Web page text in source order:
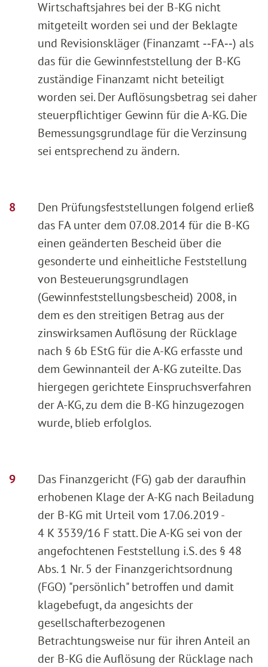
Wirtschaftsjahres bei der B-KG nicht
mitgeteilt worden sei und der Beklagte
und Revisionskläger (Finanzamt ‑‑FA‑‑) als
das für die Gewinnfeststellung der B-KG
zuständige Finanzamt nicht beteiligt
worden sei. Der Auflösungsbetrag sei daher
steuerpflichtiger Gewinn für die A-KG. Die
Bemessungsgrundlage für die Verzinsung
sei entsprechend zu ändern.
Den Prüfungsfeststellungen folgend erließ
das FA unter dem 07.08.2014 für die B-KG
einen geänderten Bescheid über die
gesonderte und einheitliche Feststellung
von Besteuerungsgrundlagen
(Gewinnfeststellungsbescheid) 2008, in
dem es den streitigen Betrag aus der
zinswirksamen Auflösung der Rücklage
nach § 6b EStG für die A-KG erfasste und
dem Gewinnanteil der A-KG zuteilte. Das
hiergegen gerichtete Einspruchsverfahren
der A-KG, zu dem die B-KG hinzugezogen
wurde, blieb erfolglos.
Das Finanzgericht (FG) gab der daraufhin
erhobenen Klage der A-KG nach Beiladung
der B-KG mit Urteil vom 17.06.2019 -
4 K 3539/16 F statt. Die A-KG sei von der
angefochtenen Feststellung i.S. des § 48
Abs. 1 Nr. 5 der Finanzgerichtsordnung
(FGO) "persönlich" betroffen und damit
klagebefugt, da angesichts der
gesellschafterbezogenen
Betrachtungsweise nur für ihren Anteil an
der B-KG die Auflösung der Rücklage nach